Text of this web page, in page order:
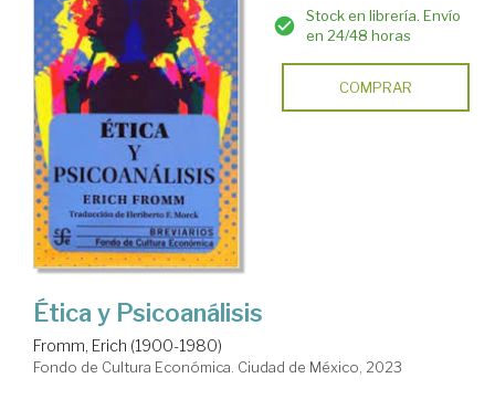
Stock en librería. Envío
en 24/48 horas
COMPRAR
Ética y Psicoanálisis
Fromm, Erich (1900-1980)
Fondo de Cultura Económica. Ciudad de México, 2023